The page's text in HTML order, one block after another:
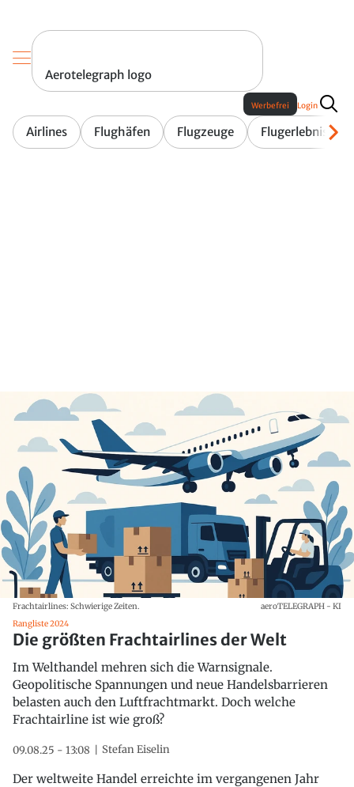
Aerotelegraph logo
Airlines Flughäfen Flugzeuge Flugerlebnis
Werbefrei Login
Frachtairlines: Schwierige Zeiten.
aeroTELEGRAPH - KI
Rangliste 2024
Die größten Frachtairlines der Welt
Im Welthandel mehren sich die Warnsignale.
Geopolitische Spannungen und neue Handelsbarrieren
belasten auch den Luftfrachtmarkt. Doch welche
Frachtairline ist wie groß?
09.08.25 - 13:08 Stefan Eiselin
Der weltweite Handel erreichte im vergangenen Jahr